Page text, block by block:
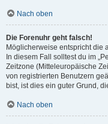
Nach oben
Die Forenuhr geht falsch!
Möglicherweise entspricht die
In diesem Fall solltest du im
Zeitzone (Mitteleuropäische
von registrierten Benutzern
bist, ist dies ein guter Grund,
Nach oben